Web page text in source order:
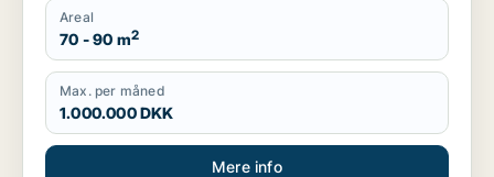
Areal
70 - 90 m2
Max. per måned
1.000.000 DKK
Mere info